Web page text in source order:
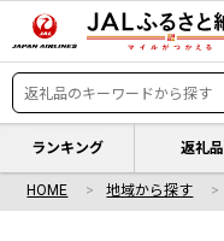
ランキング 返礼品
HOME 地域から探す